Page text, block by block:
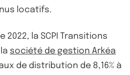
locatifs.
2022, la SCPI Transitions
société de gestion Arkéa
de distribution de 8,16% à